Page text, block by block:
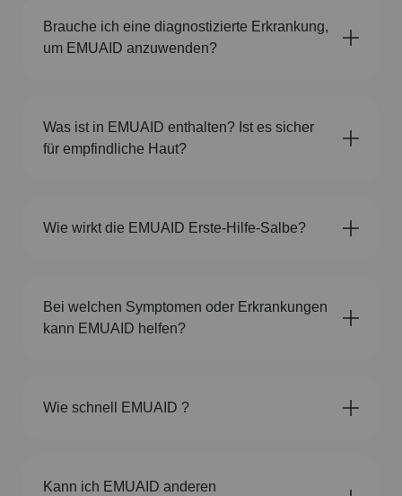
Brauche ich eine diagnostizierte Erkrankung,
um EMUAID anzuwenden?
Was ist in EMUAID enthalten? Ist es sicher
für empfindliche Haut?
Wie wirkt die EMUAID Erste-Hilfe-Salbe?
Bei welchen Symptomen oder Erkrankungen
kann EMUAID helfen?
Wie schnell EMUAID ?
Kann ich EMUAID anderen